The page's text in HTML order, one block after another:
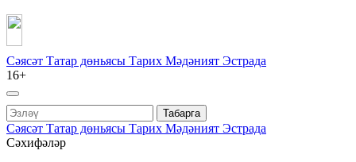
Сәясәт Татар дөньясы Тарих Мәдәният Эстрада
16+
Табарга
Сәясәт Татар дөньясы Тарих Мәдәният Эстрада
Сәхифәләр